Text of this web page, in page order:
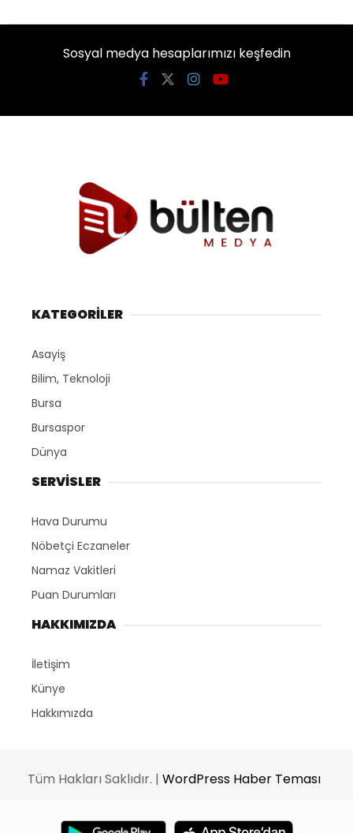
Sosyal medya hesaplarımızı keşfedin
KATEGORİLER
Asayiş
Bilim, Teknoloji
Bursa
Bursaspor
Dünya
SERVİSLER
Hava Durumu
Nöbetçi Eczaneler
Namaz Vakitleri
Puan Durumları
HAKKIMIZDA
İletişim
Künye
Hakkımızda
Tüm Hakları Saklıdır. | WordPress Haber Teması